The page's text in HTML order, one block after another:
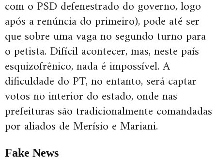
com o PSD defenestrado do governo, logo
após a renúncia do primeiro), pode até ser
que sobre uma vaga no segundo turno para
o petista. Difícil acontecer, mas, neste país
esquizofrênico, nada é impossível. A
dificuldade do PT, no entanto, será captar
votos no interior do estado, onde nas
prefeituras são tradicionalmente comandadas
por aliados de Merísio e Mariani.
Fake News